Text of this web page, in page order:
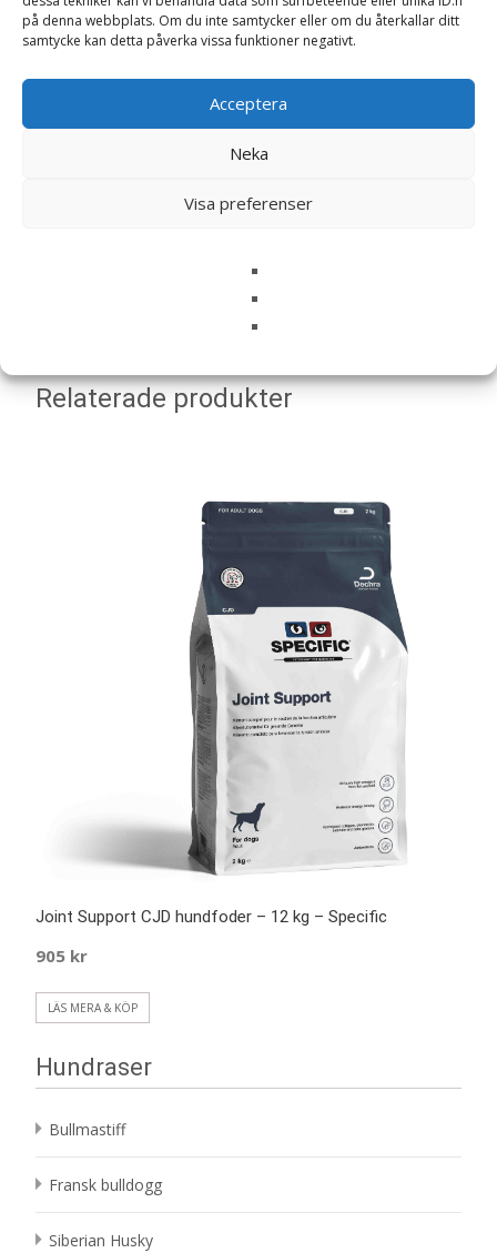
på denna webbplats. Om du inte samtycker eller om du återkallar ditt
samtycke kan detta påverka vissa funktioner negativt.
Acceptera
Neka
Visa preferenser
Spara mitt namn, min e-postadress och webbplats i
Relaterade produkter
Joint Support CJD hundfoder – 12 kg – Specific
905 kr
LÄS MERA & KÖP
Hundraser
Bullmastiff
Fransk bulldogg
Siberian Husky